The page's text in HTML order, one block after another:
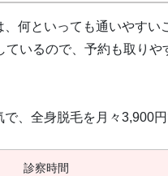
何といっても通いやすい
いるので、予約も取り
、全身脱毛を月々3,900円
診察時間